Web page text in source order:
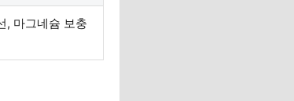
, 마그네슘 보충